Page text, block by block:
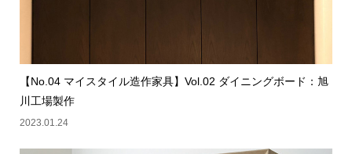
【No.04 マイスタイル造作家具】Vol.02 ダイニングボード：旭
川工場製作
2023.01.24